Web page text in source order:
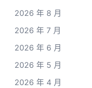
2026 年 8 月
2026 年 7 月
2026 年 6 月
2026 年 5 月
2026 年 4 月